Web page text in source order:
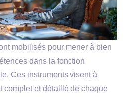
mobilisés pour mener à bien
dans la fonction
Ces instruments visent à
complet et détaillé de chaque